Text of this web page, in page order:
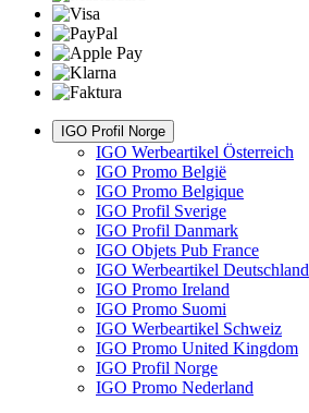
IGO Profil Norge
IGO Werbeartikel Österreich
IGO Promo België
IGO Promo Belgique
IGO Profil Sverige
IGO Profil Danmark
IGO Objets Pub France
IGO Werbeartikel Deutschland
IGO Promo Ireland
IGO Promo Suomi
IGO Werbeartikel Schweiz
IGO Promo United Kingdom
IGO Profil Norge
IGO Promo Nederland